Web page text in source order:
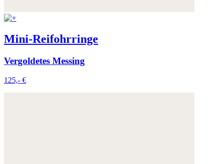
Mini-Reifohrringe
Vergoldetes Messing
125,- €